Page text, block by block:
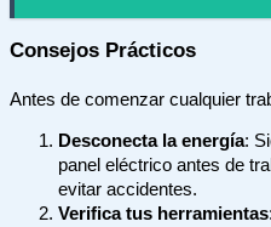
Consejos Prácticos
Antes de comenzar cualquier
Desconecta la energía:
panel eléctrico antes de
evitar accidentes.
Verifica tus herramientas